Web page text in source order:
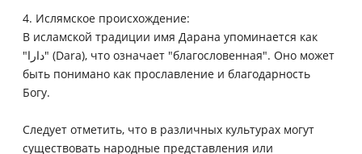
4. Ислямское происхождение:
В исламской традиции имя Дарана упоминается как
"دارا" (Dara), что означает "благословенная". Оно может
быть понимано как прославление и благодарность
Богу.
Следует отметить, что в различных культурах могут
существовать народные представления или